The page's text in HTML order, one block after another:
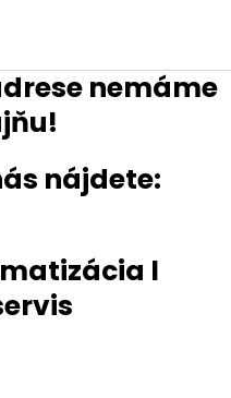
nemáme
nájdete:
l